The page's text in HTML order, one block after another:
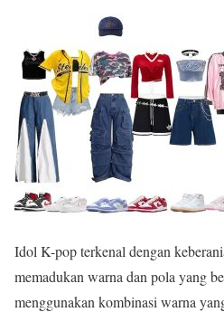
Idol K-pop terkenal dengan
memadukan warna dan pola yang
menggunakan kombinasi warna